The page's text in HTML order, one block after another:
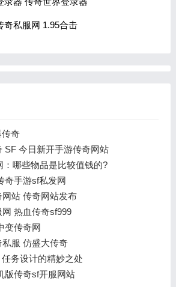
奇私服网 1.95合击
传奇
SF 今日新开手游传奇网站
：哪些物品是比较值钱的?
奇手游sf私发网
站 传奇网站发布
热血传奇sf999
变传奇网
服 仿盛大传奇
务设计的精妙之处
版传奇sf开服网站